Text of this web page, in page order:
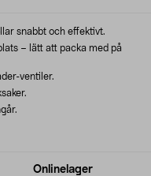
Onlinelager
snabbt och effektivt.
– lätt att packa med på
ventiler.